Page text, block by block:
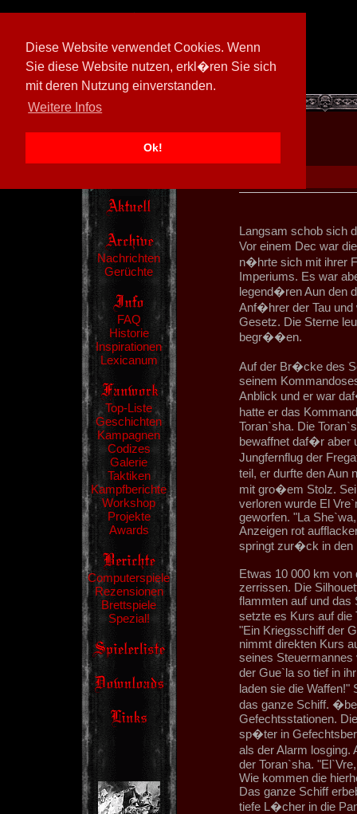
Diese Website verwendet Cookies. Wenn
Sie diese Website nutzen, erkl�ren Sie sich
mit deren Nutzung einverstanden.
Weitere Infos
Ok!
[ 594026/M3]
Nachrichten
Gerüchte
FAQ
Historie
Inspirationen
Lexicanum
Top-Liste
Geschichten
Kampagnen
Codizes
Galerie
Taktiken
Kampfberichte
Workshop
Projekte
Awards
Computerspiele
Rezensionen
Brettspiele
Spezial!
Langsam schob sich
Vor einem Dec war
n�hrte sich mit ihrer
Imperiums. Es war
legend�ren Aun den
Anf�hrer der Tau und
Gesetz. Die Sterne
begr��en.
Auf der Br�cke des
seinem
Anblick und er war
hatte er das
Toran`sha. Die
bewaffnet daf�r aber
Jungfernflug der
teil, er durfte den Aun
mit gro�em Stolz.
verloren wurde El
geworfen. "La
Anzeigen rot
springt zur�ck in den
Etwas 10 000 km von
zerrissen. Die
flammten auf und das
setzte es Kurs auf
"Ein Kriegsschiff der
nimmt direkten Kurs
seines
der Gue`la so tief in
laden sie die
das ganze Schiff.
Gefechtsstationen.
sp�ter in
als der Alarm
der Toran`sha.
Wie kommen die
Das ganze Schiff
tiefe L�cher in die